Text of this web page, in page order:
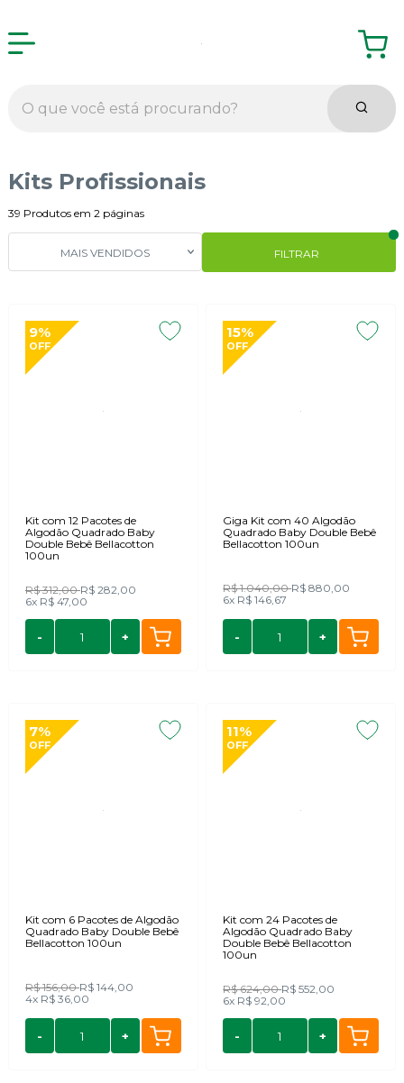
Kits Profissionais
39 Produtos em 2 páginas
FILTRAR
MAIS VENDIDOS
9%
OFF
Kit com 12 Pacotes de
Algodão Quadrado Baby
Double Bebê Bellacotton
100un
R$ 312,00R$ 282,00
6x R$ 47,00
- +
15%
OFF
Giga Kit com 40 Algodão
Quadrado Baby Double Bebê
Bellacotton 100un
R$ 1.040,00R$ 880,00
6x R$ 146,67
- +
7%
OFF
Kit com 6 Pacotes de Algodão
Quadrado Baby Double Bebê
Bellacotton 100un
R$ 156,00R$ 144,00
4x R$ 36,00
- +
11%
OFF
Kit com 24 Pacotes de
Algodão Quadrado Baby
Double Bebê Bellacotton
100un
R$ 624,00R$ 552,00
6x R$ 92,00
- +